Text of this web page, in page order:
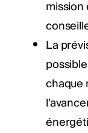
mission
La
chaque